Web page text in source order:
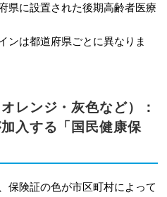
県に設置された後期高齢者医療
ンは都道府県ごとに異なりま
レンジ・灰色など）：
入する「国民健康保
保険証の色が市区町村によって